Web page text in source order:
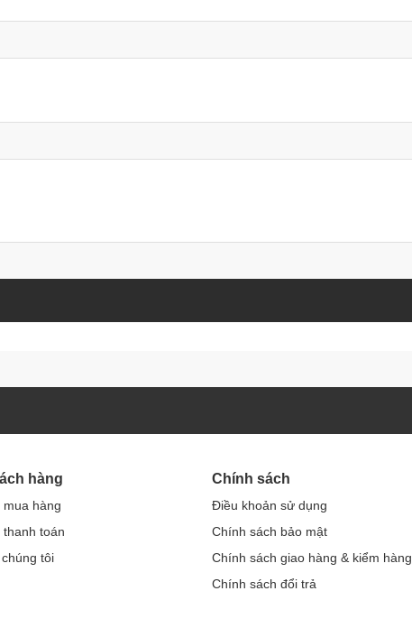
kim
sôi để khử trùng.
mát.
hàng
hàng
toán
tôi
Chính sách
Điều khoản sử dụng
Chính sách bảo mật
Chính sách giao hàng & kiểm hàng
Chính sách đổi trả